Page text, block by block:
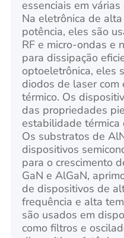
essenciais em
Na eletrônica de
potência, eles são
RF e micro-ondas e
para dissipação
optoeletrônica, eles
diodos de laser com
térmico. Os
das propriedades
estabilidade
Os substratos de
dispositivos
para o crescimento
GaN e AlGaN,
de dispositivos de
frequência e alta
são usados em
como filtros e